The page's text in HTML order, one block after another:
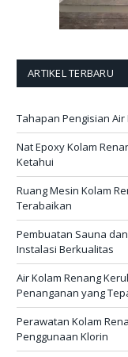
ARTIKEL TERBARU
Tahapan Pengisian
Nat Epoxy Kolam
Ketahui
Ruang Mesin Kolam
Terabaikan
Pembuatan Sauna
Instalasi Berkualitas
Air Kolam Renang
Penanganan yang
Perawatan Kolam
Penggunaan Klorin